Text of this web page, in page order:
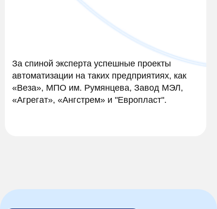
За спиной эксперта успешные проекты
автоматизации на таких предприятиях, как
«Веза», МПО им. Румянцева, Завод МЭЛ,
«Агрегат», «Ангстрем» и "Европласт".